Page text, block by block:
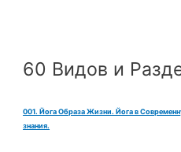
60 Видов и
001. Йога Образа Жизни. Йога в
знания.